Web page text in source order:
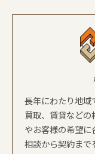
長年にわたり地域
買取、賃貸など
やお客様の希望
相談から契約まで